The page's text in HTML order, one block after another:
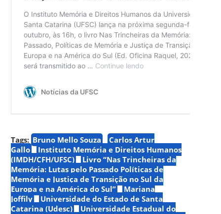
Tags: Bruno Mello Souza
Carlos Artur
Gallo
Instituto Memória e Direitos Humanos
(IMDH/CFH/UFSC)
Livro “Nas Trincheiras da
Memória: Lutas pelo Passado Políticas de
Memória e Justiça de Transição no Sul da
Europa e na América do Sul”
Mariana
Joffily
Universidade do Estado de Santa
Catarina (Udesc)
Universidade Estadual do